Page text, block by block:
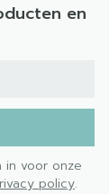
en
in voor onze
policy.